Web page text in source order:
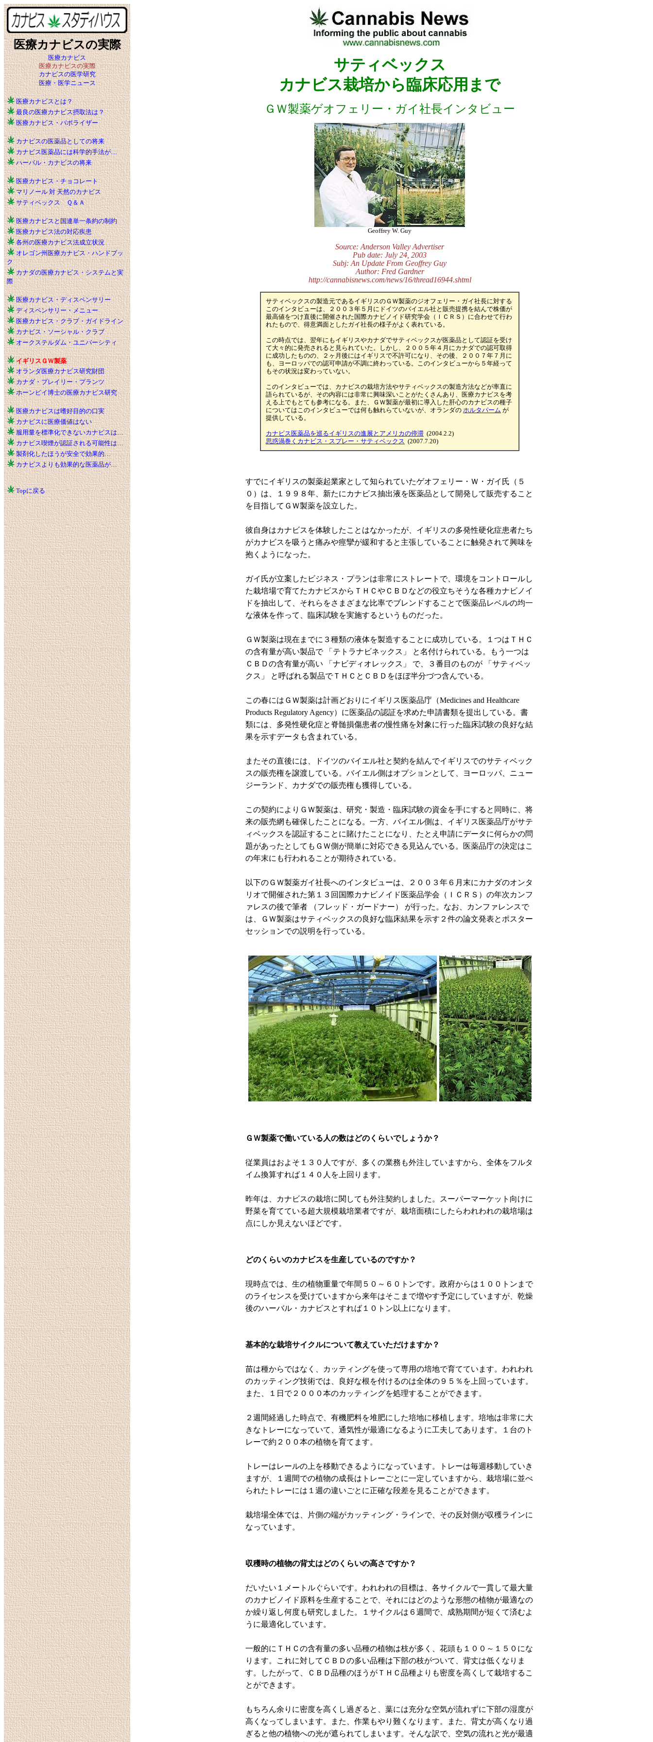
医療カナビスの実際
医療カナビス
医療カナビスの実際
カナビスの医学研究
医療・医学ニュース
医療カナビスとは？
最良の医療カナビス摂取法は？
医療カナビス・バポライザー
カナビスの医薬品としての将来
カナビス医薬品には科学的手法が…
ハーバル・カナビスの将来
医療カナビス・チョコレート
マリノール 対 天然のカナビス
サティベックス Ｑ＆Ａ
医療カナビスと国連単一条約の制約
医療カナビス法の対応疾患
各州の医療カナビス法成立状況
オレゴン州医療カナビス・ハンドブッ
ク
カナダの医療カナビス・システムと実
際
医療カナビス・ディスペンサリー
ディスペンサリー・メニュー
医療カナビス・クラブ・ガイドライン
カナビス・ソーシャル・クラブ
オークステルダム・ユニバーシティ
イギリスＧＷ製薬
オランダ医療カナビス研究財団
カナダ・プレイリー・プランツ
ホーンビイ博士の医療カナビス研究
医療カナビスは嗜好目的の口実
カナビスに医療価値はない
服用量を標準化できないカナビスは…
カナビス喫煙が認証される可能性は…
製剤化したほうが安全で効果的…
カナビスよりも効果的な医薬品が…
Topに戻る
サティベックス
カナビス栽培から臨床応用まで
ＧＷ製薬ゲオフェリー・ガイ社長インタビュー
Geoffrey W. Guy
Source: Anderson Valley Advertiser
Pub date: July 24, 2003
Subj: An Update From Geoffrey Guy
Author: Fred Gardner
http://cannabisnews.com/news/16/thread16944.shtml
サティベックスの製造元であるイギリスのＧＷ製薬のジオフェリー・ガイ社長に対する
このインタビューは、２００３年５月にドイツのバイエル社と販売提携を結んで株価が
最高値をつけ直後に開催された国際カナビノイド研究学会（ＩＣＲＳ）に合わせて行わ
れたもので、得意満面としたガイ社長の様子がよく表れている。
この時点では、翌年にもイギリスやカナダでサティベックスが医薬品として認証を受け
て大々的に発売されると見られていた。しかし、２００５年４月にカナダでの認可取得
に成功したものの、２ヶ月後にはイギリスで不許可になり、その後、２００７年７月に
も、ヨーロッパでの認可申請が不調に終わっている。このインタビューから５年経って
もその状況は変わっていない。
このインタビューでは、カナビスの栽培方法やサティベックスの製造方法などが率直に
語られているが、その内容には非常に興味深いことがたくさんあり、医療カナビスを考
える上でもとても参考になる。また、ＧＷ製薬が最初に導入した肝心のカナビスの種子
についてはこのインタビューでは何も触れらていないが、オランダの ホルタパーム が
提供している。
カナビス医薬品を巡るイギリスの進展とアメリカの停滞 (2004.2.2)
思惑渦巻くカナビス・スプレー・サティベックス (2007.7.20)
すでにイギリスの製薬起業家として知られていたゲオフェリー・Ｗ・ガイ氏（５
０）は、１９９８年、新たにカナビス抽出液を医薬品として開発して販売すること
を目指してＧＷ製薬を設立した。
彼自身はカナビスを体験したことはなかったが、イギリスの多発性硬化症患者たち
がカナビスを吸うと痛みや痙攣が緩和すると主張していることに触発されて興味を
抱くようになった。
ガイ氏が立案したビジネス・プランは非常にストレートで、環境をコントロールし
た栽培場で育てたカナビスからＴＨＣやＣＢＤなどの役立ちそうな各種カナビノイ
ドを抽出して、それらをさまざまな比率でブレンドすることで医薬品レベルの均一
な液体を作って、臨床試験を実施するというものだった。
ＧＷ製薬は現在までに３種類の液体を製造することに成功している。１つはＴＨＣ
の含有量が高い製品で 「テトラナビネックス」 と名付けられている。もう一つは
ＣＢＤの含有量が高い 「ナビディオレックス」 で、３番目のものが 「サティベッ
クス」 と呼ばれる製品でＴＨＣとＣＢＤをほぼ半分づつ含んでいる。
この春にはＧＷ製薬は計画どおりにイギリス医薬品庁（Medicines and Healthcare
Products Regulatory Agency）に医薬品の認証を求めた申請書類を提出している。書
類には、多発性硬化症と脊髄損傷患者の慢性痛を対象に行った臨床試験の良好な結
果を示すデータも含まれている。
またその直後には、ドイツのバイエル社と契約を結んでイギリスでのサティベック
スの販売権を譲渡している。バイエル側はオプションとして、ヨーロッパ、ニュー
ジーランド、カナダでの販売権も獲得している。
この契約によりＧＷ製薬は、研究・製造・臨床試験の資金を手にすると同時に、将
来の販売網も確保したことになる。一方、バイエル側は、イギリス医薬品庁がサテ
ィベックスを認証することに賭けたことになり、たとえ申請にデータに何らかの問
題があったとしてもＧＷ側が簡単に対応できる見込んでいる。医薬品庁の決定はこ
の年末にも行われることが期待されている。
以下のＧＷ製薬ガイ社長へのインタビューは、２００３年６月末にカナダのオンタ
リオで開催された第１３回国際カナビノイド医薬品学会（ＩＣＲＳ）の年次カンフ
ァレスの後で筆者 （フレッド・ガードナー） が行った。なお、カンファレンスで
は、ＧＷ製薬はサティベックスの良好な臨床結果を示す２件の論文発表とポスター
セッションでの説明を行っている。
ＧＷ製薬で働いている人の数はどのくらいでしょうか？
従業員はおよそ１３０人ですが、多くの業務も外注していますから、全体をフルタ
イム換算すれば１４０人を上回ります。
昨年は、カナビスの栽培に関しても外注契約しました。スーパーマーケット向けに
野菜を育てている超大規模栽培業者ですが、栽培面積にしたらわれわれの栽培場は
点にしか見えないほどです。
どのくらいのカナビスを生産しているのですか？
現時点では、生の植物重量で年間５０～６０トンです。政府からは１００トンまで
のライセンスを受けていますから来年はそこまで増やす予定にしていますが、乾燥
後のハーバル・カナビスとすれば１０トン以上になります。
基本的な栽培サイクルについて教えていただけますか？
苗は種からではなく、カッティングを使って専用の培地で育てています。われわれ
のカッティング技術では、良好な根を付けるのは全体の９５％を上回っています。
また、１日で２０００本のカッティングを処理することができます。
２週間経過した時点で、有機肥料を堆肥にした培地に移植します。培地は非常に大
きなトレーになっていて、通気性が最適になるように工夫してあります。１台のト
レーで約２００本の植物を育てます。
トレーはレールの上を移動できるようになっています。トレーは毎週移動していき
ますが、１週間での植物の成長はトレーごとに一定していますから、栽培場に並べ
られたトレーには１週の違いごとに正確な段差を見ることができます。
栽培場全体では、片側の端がカッティング・ラインで、その反対側が収穫ラインに
なっています。
収穫時の植物の背丈はどのくらいの高さですか？
だいたい１メートルぐらいです。われわれの目標は、各サイクルで一貫して最大量
のカナビノイド原料を生産することで、それにはどのような形態の植物が最適なの
か繰り返し何度も研究しました。１サイクルは６週間で、成熟期間が短くて済むよ
うに最適化しています。
一般的にＴＨＣの含有量の多い品種の植物は枝が多く、花頭も１００～１５０にな
ります。これに対してＣＢＤの多い品種は下部の枝がついて、背丈は低くなりま
す。したがって、ＣＢＤ品種のほうがＴＨＣ品種よりも密度を高くして栽培するこ
とができます。
もちろん余りに密度を高くし過ぎると、葉には充分な空気が流れずに下部の湿度が
高くなってしまいます。また、作業もやり難くなります。また、背丈が高くなり過
ぎると他の植物への光が遮られてしまいます。そんな訳で、空気の流れと光が最適